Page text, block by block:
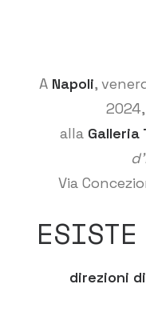
A Napoli,
alla Galleria
Via
direzioni